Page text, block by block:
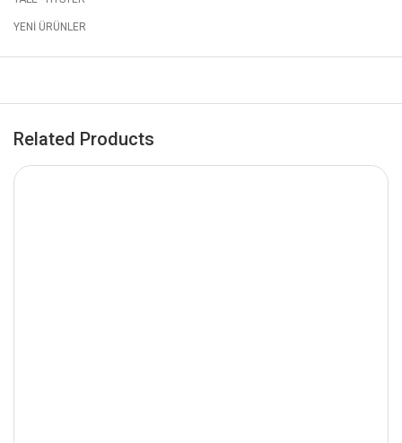
YENİ ÜRÜNLER
Related Products